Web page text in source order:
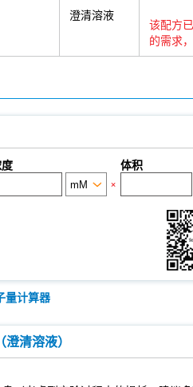
澄清溶液
该配方
的需求
体积
×
量计算器
清溶液）